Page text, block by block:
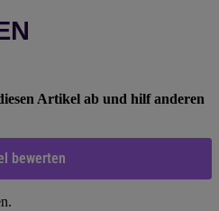
Artikel ab und hilf anderen
bewerten